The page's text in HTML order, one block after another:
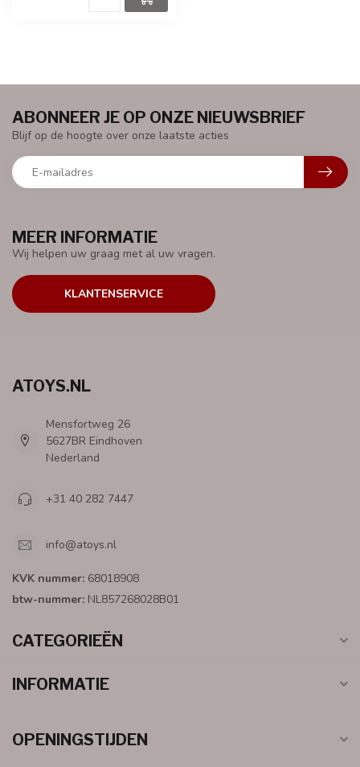
MEER INFORMATIE
Wij helpen uw graag met al uw vragen.
KLANTENSERVICE
ABONNEER JE OP ONZE NIEUWSBRIEF
Blijf op de hoogte over onze laatste acties
ATOYS.NL
Mensfortweg 26
5627BR Eindhoven
Nederland
+31 40 282 7447
info@atoys.nl
KVK nummer: 68018908
btw-nummer: NL857268028B01
CATEGORIEËN
INFORMATIE
OPENINGSTIJDEN